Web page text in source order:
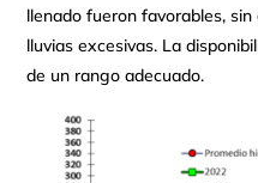
llenado fueron favorables,
lluvias excesivas. La
de un rango adecuado.